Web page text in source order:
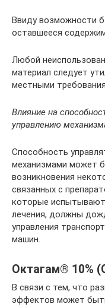
Ввиду возможности
оставшееся
Любой
материал следует
местными
Влияние на
управлению
Способность
механизмами может
возникновения
связанных с
которые испытывают
лечения, должны
управления
машин.
Октагам® 10%
В связи с тем, что
эффектов может